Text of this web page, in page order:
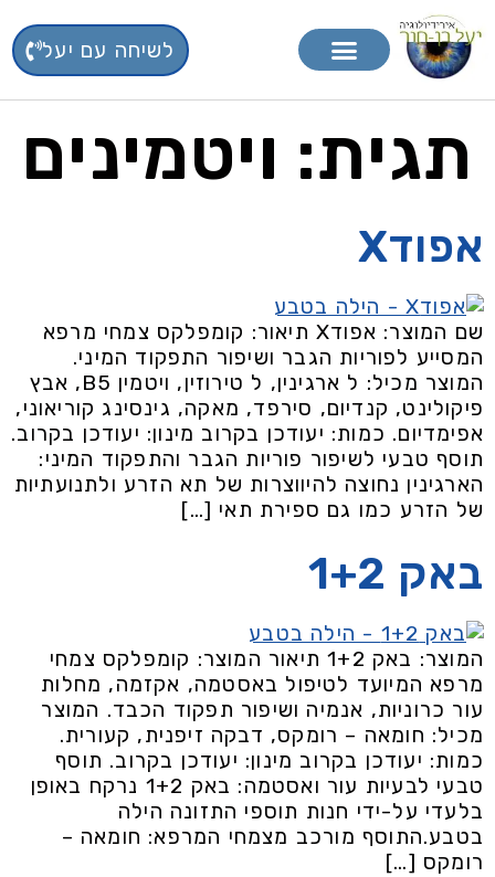
לשיחה עם יעל
תגית: ויטמינים
אפודX
שם המוצר: אפודX תיאור: קומפלקס צמחי מרפא
המסייע לפוריות הגבר ושיפור התפקוד המיני.
המוצר מכיל: ל ארגינין, ל טירוזין, ויטמין B5, אבץ
פיקולינט, קנדיום, סירפד, מאקה, גינסינג קוריאוני,
אפימדיום. כמות: יעודכן בקרוב מינון: יעודכן בקרוב.
תוסף טבעי לשיפור פוריות הגבר והתפקוד המיני:
הארגינין נחוצה להיווצרות של תא הזרע ולתנועתיות
של הזרע כמו גם ספירת תאי […]
באק 1+2
המוצר: באק 1+2 תיאור המוצר: קומפלקס צמחי
מרפא המיועד לטיפול באסטמה, אקזמה, מחלות
עור כרוניות, אנמיה ושיפור תפקוד הכבד. המוצר
מכיל: חומאה – רומקס, דבקה זיפנית, קעורית.
כמות: יעודכן בקרוב מינון: יעודכן בקרוב. תוסף
טבעי לבעיות עור ואסטמה: באק 1+2 נרקח באופן
בלעדי על-ידי חנות תוספי התזונה הילה
בטבע.התוסף מורכב מצמחי המרפא: חומאה –
רומקס […]